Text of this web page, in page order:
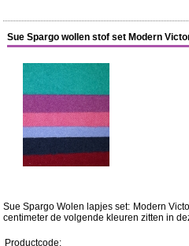
Sue Spargo wollen stof set Modern
Sue Spargo Wolen lapjes set: Modern
centimeter de volgende kleuren zitten in
Productcode: